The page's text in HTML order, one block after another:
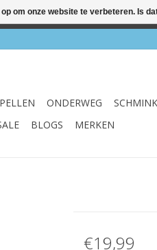
ONDERWEG
BLOGS MERKEN
€19,99
om onze website te verbeteren. Is
webshop ✔ Gratis verzenden